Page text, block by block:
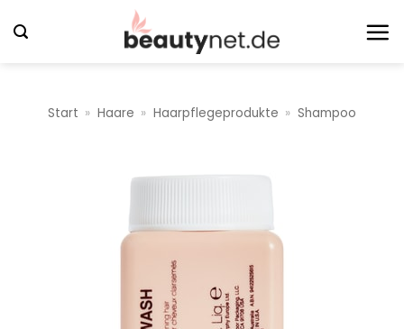
Inhalt
Start » Haare » Haarpflegeprodukte » Shampoo